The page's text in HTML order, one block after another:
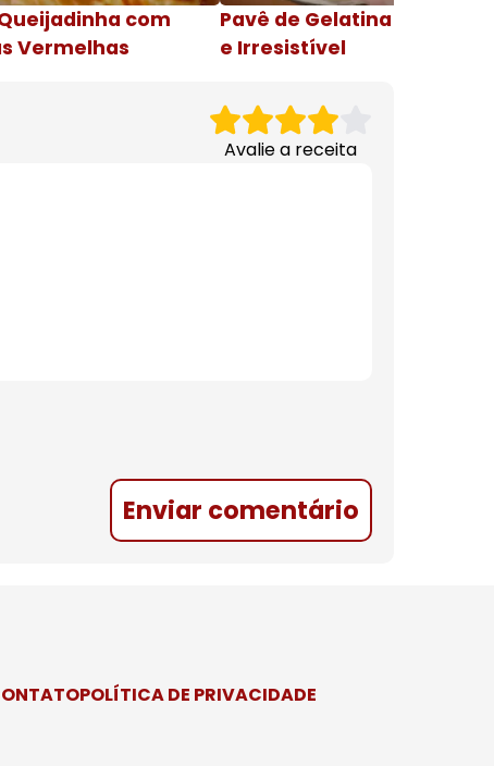
com
Vermelhas
Pavê de Gelatina Cremosa
e Irresistível
Avalie a receita
Enviar comentário
POLÍTICA DE PRIVACIDADE